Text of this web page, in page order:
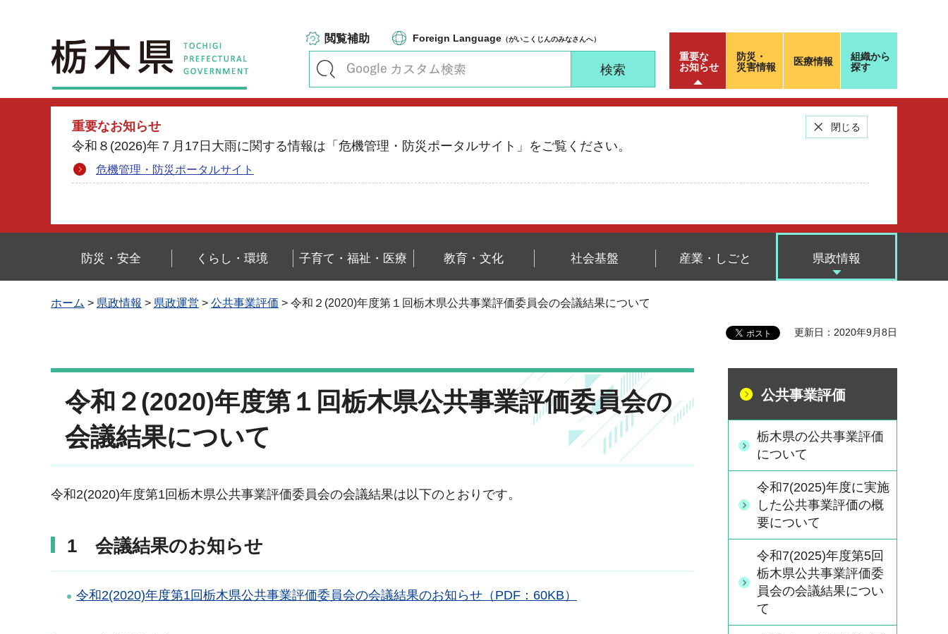
栃木県
閲覧補助 Foreign Language （がいこくじんのみなさんへ）
重要な
お知らせ
重要なお知らせ
令和８(2026)年７月17日大雨に関する情報は「危機管理・防災ポータルサイト」をご覧ください。
危機管理・防災ポータルサイト
閉じる
防災・
災害情報
医療情報
組織から
探す
防災・安全 くらし・環境 子育て・福祉・医療 教育・文化 社会基盤 産業・しごと 県政情報
ホーム > 県政情報 > 県政運営 > 公共事業評価 > 令和２(2020)年度第１回栃木県公共事業評価委員会の会議結果について
更新日：2020年9月8日
令和２(2020)年度第１回栃木県公共事業評価委員会の
会議結果について
令和2(2020)年度第1回栃木県公共事業評価委員会の会議結果は以下のとおりです。
1 会議結果のお知らせ
令和2(2020)年度第1回栃木県公共事業評価委員会の会議結果のお知らせ（PDF：60KB）
公共事業評価
栃木県の公共事業評価
について
令和7(2025)年度に実施
した公共事業評価の概
要について
令和7(2025)年度第5回
栃木県公共事業評価委
員会の会議結果につい
て